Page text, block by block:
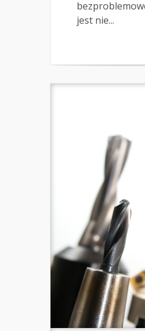
jest nie...